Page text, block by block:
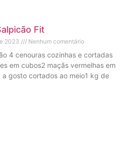
Fit
2023 Nenhum comentário
4 cenouras cozinhas e cortadas
em cubos2 maçãs vermelhas em
gosto cortados ao meio1 kg de